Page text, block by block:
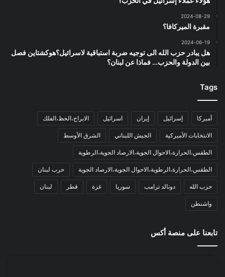
2024-08-29
مقبرة الميركافا؟
2024-06-19
هل يبادر حزب الله الى توجيه ضربة استباقية لاسرائيل؟هوكشتاين فصل
بين الدولة والحزب… فماذا عن لبنان؟
Tags
أميركا إسرائيل إيران اسرائيل الابراج،الحظ،الفلك
الانتخابات الأميركية الجيش اللبناني الشرق الأوسط
الطقس،الحرارة،الاحوال الجوية،الارصاد الجوية،الرطوبة
الطقس،الحرارة،الرطوبة،الاحوال الجوية،الارصاد الجوية حرب لبنان
حزب الله دونالد ترامب سوريا غزة قطر لبنان
واشنطن
تابعنا على منصة أكس